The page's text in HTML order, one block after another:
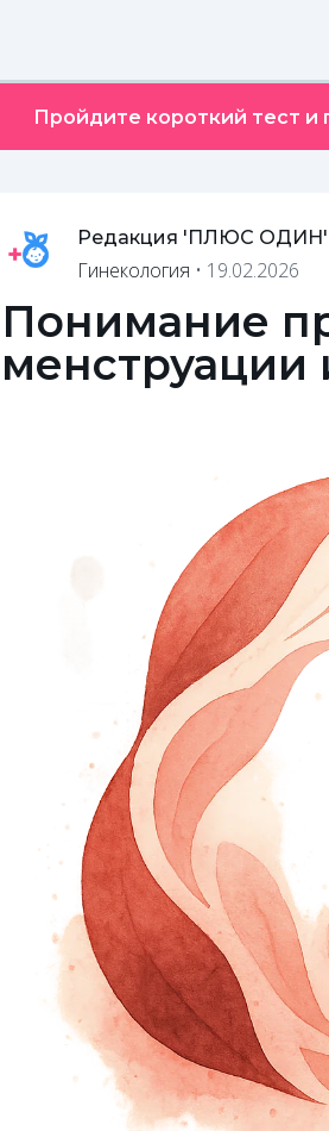
Пройдите короткий тест и
Редакция 'ПЛЮС ОДИН'
Гинекология • 19.02.2026
Понимание
менструации